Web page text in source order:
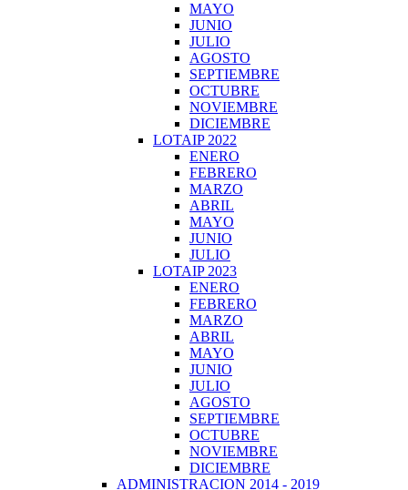
MAYO
JUNIO
JULIO
AGOSTO
SEPTIEMBRE
OCTUBRE
NOVIEMBRE
DICIEMBRE
LOTAIP 2022
ENERO
FEBRERO
MARZO
ABRIL
MAYO
JUNIO
JULIO
LOTAIP 2023
ENERO
FEBRERO
MARZO
ABRIL
MAYO
JUNIO
JULIO
AGOSTO
SEPTIEMBRE
OCTUBRE
NOVIEMBRE
DICIEMBRE
ADMINISTRACION 2014 - 2019